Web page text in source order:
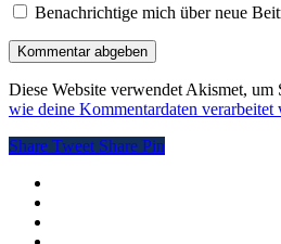
Benachrichtige mich über neue
Diese Website verwendet Akismet, um
wie deine Kommentardaten verarbeitet
Share Tweet Share Pin